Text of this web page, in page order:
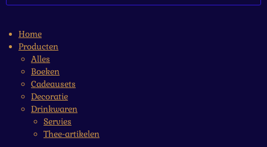
Home
Producten
Alles
Boeken
Cadeausets
Decoratie
Drinkwaren
Servies
Thee-artikelen